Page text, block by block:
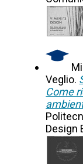
Veglio.
Come
Design